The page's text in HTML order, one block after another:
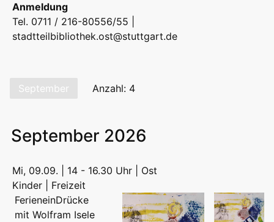
Anmeldung
Tel. 0711 / 216-80556/55 |
stadtteilbibliothek.ost@stuttgart.de
September Anzahl: 4
September 2026
Mi, 09.09. | 14 - 16.30 Uhr | Ost
Kinder | Freizeit
FerieneinDrücke
mit Wolfram Isele